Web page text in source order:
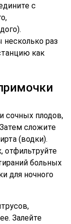
с
раз
как
сочных плодов,
сложите
(водки).
отфильтруйте
больных
для ночного
Залейте